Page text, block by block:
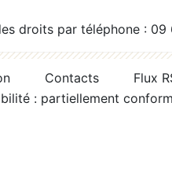
droits par téléphone :
Contacts
Flux
: partiellement